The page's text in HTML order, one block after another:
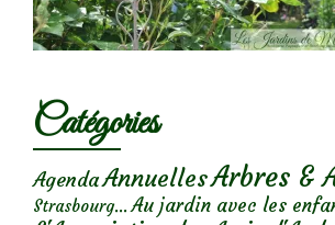
Catégories
AgendaAnnuellesArbres &
Strasbourg... Au jardin avec les